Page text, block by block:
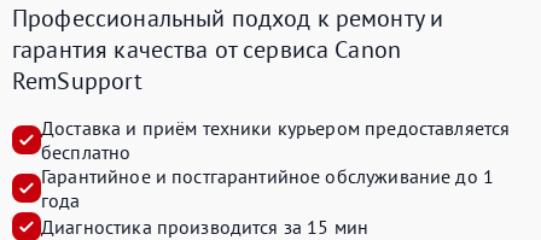
Профессиональный подход к ремонту и
гарантия качества от сервиса Canon
RemSupport
Доставка и приём техники курьером предоставляется
бесплатно
Гарантийное и постгарантийное обслуживание до 1
года
Диагностика производится за 15 мин